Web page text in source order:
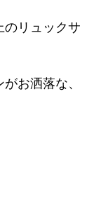
のリュックサ
お洒落な、